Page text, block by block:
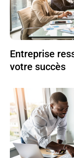
Entreprise
votre succès